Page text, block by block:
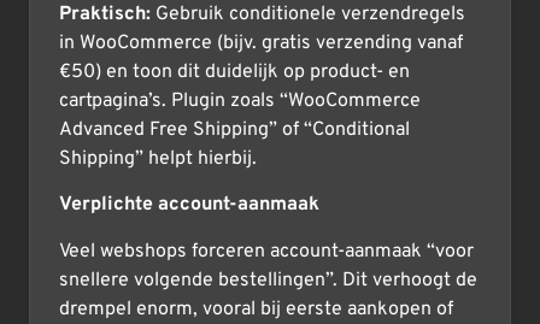
Praktisch: Gebruik conditionele verzendregels
in WooCommerce (bijv. gratis verzending vanaf
€50) en toon dit duidelijk op product- en
cartpagina’s. Plugin zoals “WooCommerce
Advanced Free Shipping” of “Conditional
Shipping” helpt hierbij.
Verplichte account-aanmaak
Veel webshops forceren account-aanmaak “voor
snellere volgende bestellingen”. Dit verhoogt de
drempel enorm, vooral bij eerste aankopen of